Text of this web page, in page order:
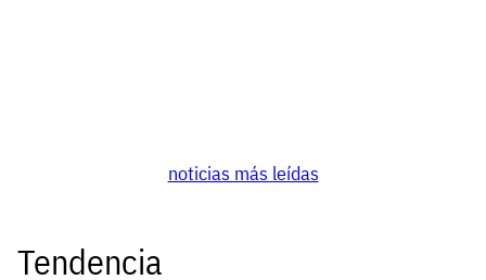
noticias más leídas
Tendencia